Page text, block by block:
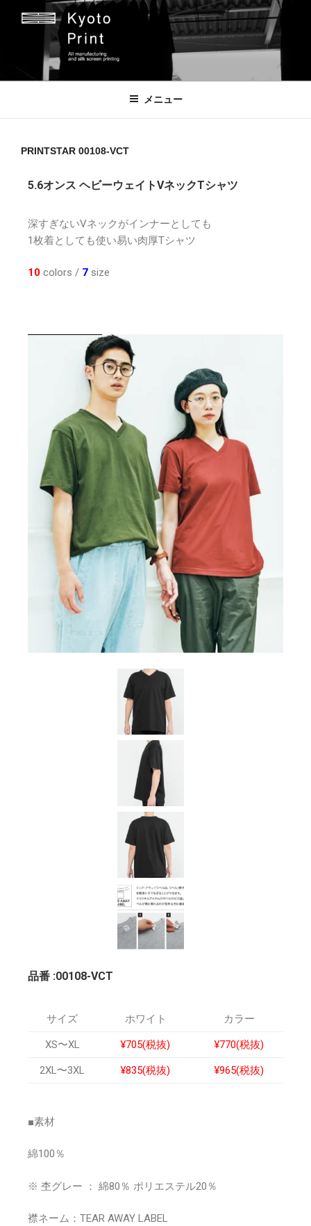
京都プリント
京都市のオリジナルプリント会社
メニュー
PRINTSTAR 00108-VCT
5.6オンス ヘビーウェイトVネックTシャツ
深すぎないVネックがインナーとしても
1枚着としても使い易い肉厚Tシャツ
10 colors / 7 size
品番 :00108-VCT
サイズ ホワイト カラー
XS〜XL ¥705(税抜) ¥770(税抜)
2XL〜3XL ¥835(税抜) ¥965(税抜)
■素材
綿100％
※ 杢グレー ： 綿80％ ポリエステル20％
襟ネーム：TEAR AWAY LABEL